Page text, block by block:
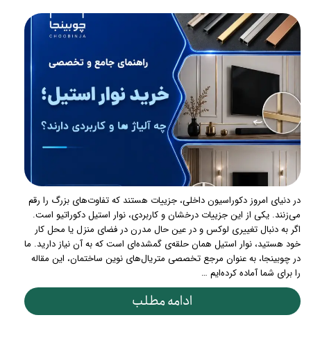
در دنیای امروز دکوراسیون داخلی، جزییات هستند که تفاوت‌های بزرگ را رقم
می‌زنند. یکی از این جزییات درخشان و کاربردی، نوار استیل دکوراتیو است.
اگر به دنبال تغییری لوکس و در عین حال مدرن در فضای منزل یا محل کار
خود هستید، نوار استیل همان حلقه‌ی گمشده‌ای است که به آن نیاز دارید. ما
در چوبینجا، به عنوان مرجع تخصصی متریال‌های نوین ساختمان، این مقاله
را برای شما آماده کرده‌ایم …
ادامه مطلب